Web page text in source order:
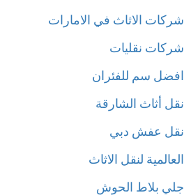
الاثاث في الامارات
نقليات
سم للفئران
أثاث الشارقة
عفش دبي
لنقل الاثاث
بلاط الحوش